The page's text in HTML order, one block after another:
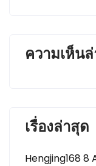
ความเห็น
เรื่องล่าสุด
Hengjing168 8